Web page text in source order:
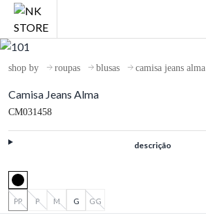
shop by roupas blusas camisa jeans alma
Camisa Jeans Alma
CM031458
descrição
PP P M G
GG